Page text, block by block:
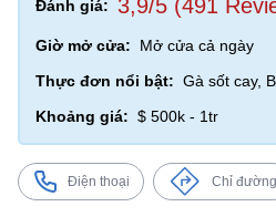
Đánh giá: 3,9/5 (491
Giờ mở cửa:
Mở cửa cả ngày
Thực đơn nổi bật: Gà sốt cay,
Khoảng giá: $ 500k - 1tr
Điện thoại Chỉ đường